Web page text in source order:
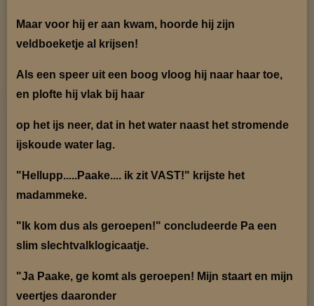
Maar voor hij er aan kwam, hoorde hij zijn
veldboeketje al krijsen!
Als een speer uit een boog vloog hij naar haar toe,
en plofte hij vlak bij haar
op het ijs neer, dat in het water naast het stromende
ijskoude water lag.
"Hellupp.....Paake.... ik zit VAST!" krijste het
madammeke.
"Ik kom dus als geroepen!" concludeerde Pa een
slim slechtvalklogicaatje.
"Ja Paake, ge komt als geroepen! Mijn staart en mijn
veertjes daaronder